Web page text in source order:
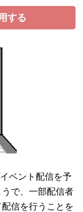
する
ベント配信を予
で、一部配信者
信を行うことを